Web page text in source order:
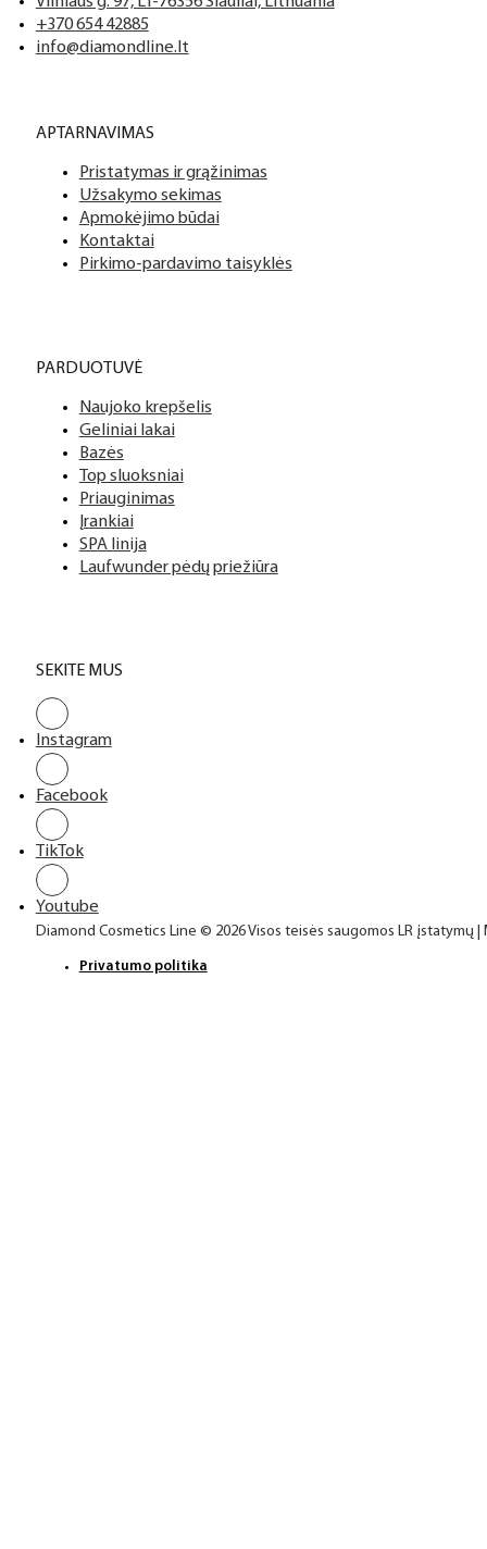
+370 654 42885
info@diamondline.lt
APTARNAVIMAS
Pristatymas ir grąžinimas
Užsakymo sekimas
Apmokėjimo būdai
Kontaktai
Pirkimo-pardavimo taisyklės
PARDUOTUVĖ
Naujoko krepšelis
Geliniai lakai
Bazės
Top sluoksniai
Priauginimas
Įrankiai
SPA linija
Laufwunder pėdų priežiūra
SEKITE MUS
Instagram
Facebook
TikTok
Youtube
Diamond Cosmetics Line © 2026 Visos teisės saugomos LR įstatymų
Privatumo politika